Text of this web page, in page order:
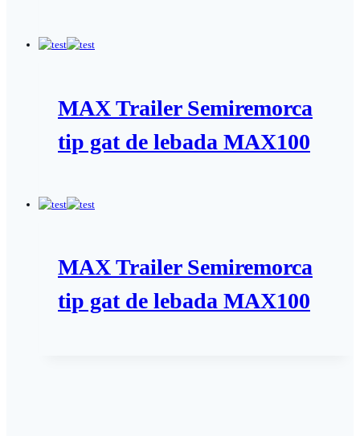
MAX Trailer Semiremorca
tip gat de lebada MAX100
MAX Trailer Semiremorca
tip gat de lebada MAX100